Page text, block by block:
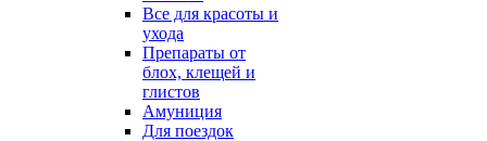
Все для красоты и
ухода
Препараты от
блох, клещей и
глистов
Амуниция
Для поездок